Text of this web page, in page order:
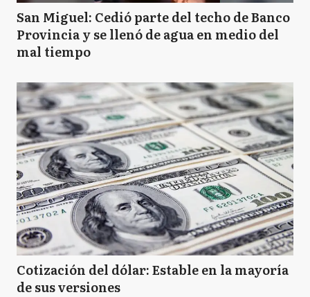
San Miguel: Cedió parte del techo de Banco
Provincia y se llenó de agua en medio del
mal tiempo
Cotización del dólar: Estable en la mayoría
de sus versiones